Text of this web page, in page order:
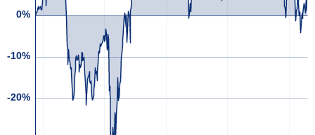
-20%
-10%
0%